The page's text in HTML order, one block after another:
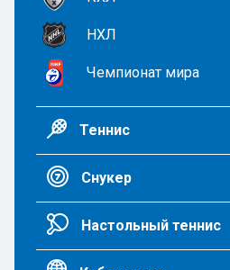
НХЛ
Чемпионат мира
Теннис
Снукер
Настольный теннис